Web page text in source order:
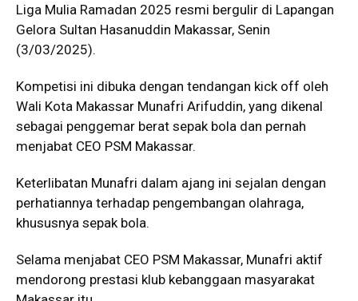
Liga Mulia Ramadan 2025 resmi bergulir di Lapangan
Gelora Sultan Hasanuddin Makassar, Senin
(3/03/2025).
Kompetisi ini dibuka dengan tendangan kick off oleh
Wali Kota Makassar Munafri Arifuddin, yang dikenal
sebagai penggemar berat sepak bola dan pernah
menjabat CEO PSM Makassar.
Keterlibatan Munafri dalam ajang ini sejalan dengan
perhatiannya terhadap pengembangan olahraga,
khususnya sepak bola.
Selama menjabat CEO PSM Makassar, Munafri aktif
mendorong prestasi klub kebanggaan masyarakat